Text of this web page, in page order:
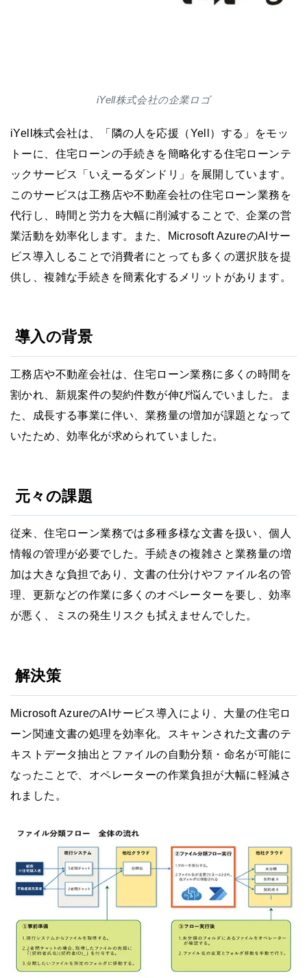
iYell株式会社の企業ロゴ
iYell株式会社は、「隣の人を応援（Yell）する」をモッ
トーに、住宅ローンの手続きを簡略化する住宅ローンテ
ックサービス「いえーるダンドリ」を展開しています。
このサービスは工務店や不動産会社の住宅ローン業務を
代行し、時間と労力を大幅に削減することで、企業の営
業活動を効率化します。また、Microsoft AzureのAIサー
ビス導入しることで消費者にとっても多くの選択肢を提
供し、複雑な手続きを簡素化するメリットがあります。
導入の背景
工務店や不動産会社は、住宅ローン業務に多くの時間を
割かれ、新規案件の契約件数が伸び悩んでいました。ま
た、成長する事業に伴い、業務量の増加が課題となって
いたため、効率化が求められていました。
元々の課題
従来、住宅ローン業務では多種多様な文書を扱い、個人
情報の管理が必要でした。手続きの複雑さと業務量の増
加は大きな負担であり、文書の仕分けやファイル名の管
理、更新などの作業に多くのオペレーターを要し、効率
が悪く、ミスの発生リスクも拭えませんでした。
解決策
Microsoft AzureのAIサービス導入により、大量の住宅ロ
ーン関連文書の処理を効率化。スキャンされた文書のテ
キストデータ抽出とファイルの自動分類・命名が可能に
なったことで、オペレーターの作業負担が大幅に軽減さ
れました。